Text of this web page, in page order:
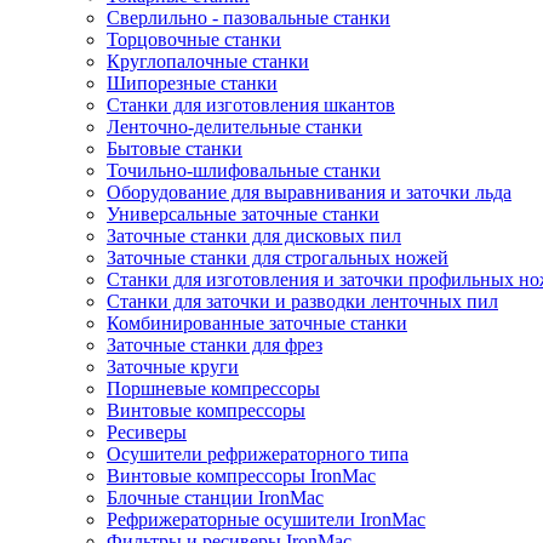
Сверлильно - пазовальные станки
Торцовочные станки
Круглопалочные станки
Шипорезные станки
Станки для изготовления шкантов
Ленточно-делительные станки
Бытовые станки
Точильно-шлифовальные станки
Оборудование для выравнивания и заточки льда
Универсальные заточные станки
Заточные станки для дисковых пил
Заточные станки для строгальных ножей
Станки для изготовления и заточки профильных
Станки для заточки и разводки ленточных пил
Комбинированные заточные станки
Заточные станки для фрез
Заточные круги
Поршневые компрессоры
Винтовые компрессоры
Ресиверы
Осушители рефрижераторного типа
Винтовые компрессоры IronMac
Блочные станции IronMac
Рефрижераторные осушители IronMac